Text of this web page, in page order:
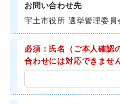
お問い合わせ先
宇土市役所 選挙管理委員
必須：氏名
（ご本人確
合わせには対応できませ